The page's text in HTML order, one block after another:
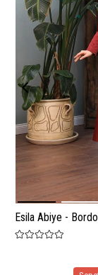
Esila Abiye - Bordo